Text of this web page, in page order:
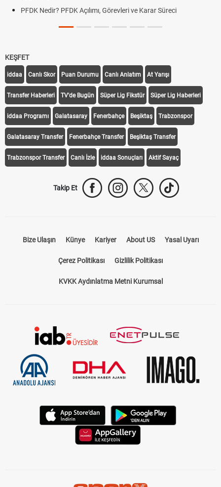
PFDK Nedir? PFDK Açılımı, Görevleri ve Karar Süreci
KEŞFET
iddaa Canlı Skor Puan Durumu Canlı Anlatım At Yarışı
Transfer Haberleri TV'de Bugün Süper Lig Fikstür Süper Lig Haberleri
iddaa Programı Galatasaray Fenerbahçe Beşiktaş Trabzonspor
Galatasaray Transfer Fenerbahçe Transfer Beşiktaş Transfer
Trabzonspor Transfer Canlı İzle iddaa Sonuçları Aktif Sayaç
Takip Et
Bize Ulaşın Künye Kariyer About US Yasal Uyarı
Çerez Politikası Gizlilik Politikası
KVKK Aydınlatma Metni Kurumsal